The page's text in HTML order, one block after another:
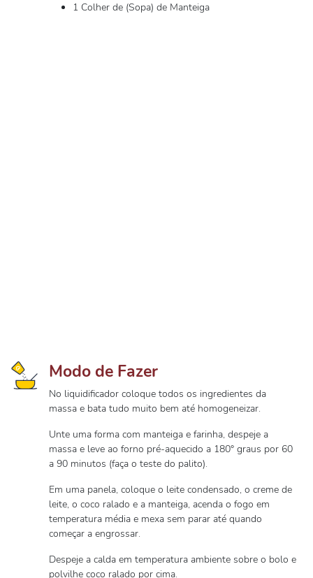
1 Colher de (Sopa) de Manteiga
Modo de Fazer
No liquidificador coloque todos os ingredientes da
massa e bata tudo muito bem até homogeneizar.
Unte uma forma com manteiga e farinha, despeje a
massa e leve ao forno pré-aquecido a 180° graus por 60
a 90 minutos (faça o teste do palito).
Em uma panela, coloque o leite condensado, o creme de
leite, o coco ralado e a manteiga, acenda o fogo em
temperatura média e mexa sem parar até quando
começar a engrossar.
Despeje a calda em temperatura ambiente sobre o bolo e
polvilhe coco ralado por cima.